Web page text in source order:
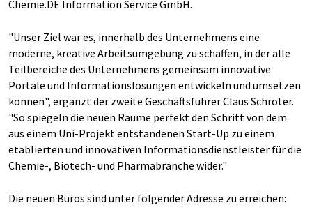
Chemie.DE Information Service GmbH.
"Unser Ziel war es, innerhalb des Unternehmens eine
moderne, kreative Arbeitsumgebung zu schaffen, in der alle
Teilbereiche des Unternehmens gemeinsam innovative
Portale und Informationslösungen entwickeln und umsetzen
können", ergänzt der zweite Geschäftsführer Claus Schröter.
"So spiegeln die neuen Räume perfekt den Schritt von dem
aus einem Uni-Projekt entstandenen Start-Up zu einem
etablierten und innovativen Informationsdienstleister für die
Chemie-, Biotech- und Pharmabranche wider."
Die neuen Büros sind unter folgender Adresse zu erreichen: